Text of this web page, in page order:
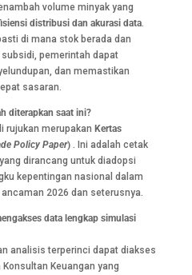
volume minyak yang
distribusi dan akurasi data.
di mana stok berada dan
pemerintah dapat
dan memastikan
sasaran.
diterapkan saat ini?
rujukan merupakan Kertas
Policy Paper). Ini adalah cetak
dirancang untuk diadopsi
kepentingan nasional dalam
2026 dan seterusnya.
data lengkap simulasi
analisis terperinci dapat diakses
Keuangan yang